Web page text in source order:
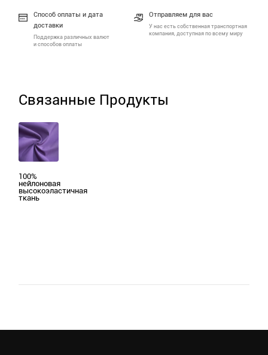
Способ оплаты и дата
доставки
Поддержка различных валют
и способов оплаты
Отправляем для вас
У нас есть собственная транспортная
компания, доступная по всему миру
Связанные Продукты
100%
нейлоновая
высокоэластичная
ткань